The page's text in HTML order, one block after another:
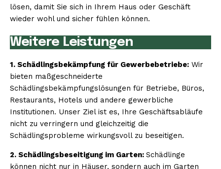
lösen, damit Sie sich in Ihrem Haus oder Geschäft
wieder wohl und sicher fühlen können.
Weitere Leistungen
1. Schädlingsbekämpfung für Gewerbebetriebe: Wir
bieten maßgeschneiderte
Schädlingsbekämpfungslösungen für Betriebe, Büros,
Restaurants, Hotels und andere gewerbliche
Institutionen. Unser Ziel ist es, Ihre Geschäftsabläufe
nicht zu verringern und gleichzeitig die
Schädlingsprobleme wirkungsvoll zu beseitigen.
2. Schädlingsbeseitigung im Garten: Schädlinge
können nicht nur in Häuser, sondern auch im Garten